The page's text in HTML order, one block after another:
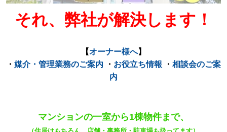
それ、弊社が解決します！
【オーナー様へ】
・ 媒介・管理業務のご案内 ・ お役立ち情報 ・ 相談会のご案
内
マンションの一室から1棟物件まで、